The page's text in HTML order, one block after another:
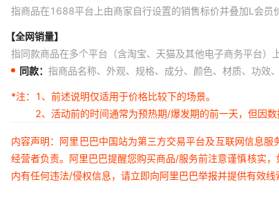
指商品在1688平台上由商家自行设置的销售标价并叠加L会员
【全网销量】
指同款商品在多个平台（含淘宝、天猫及其他电子商务平台）
同款： 指商品名称、外观、规格、成分、颜色、材质、功效
*注：
1、前述说明仅适用于价格比较下的场景。
2、活动前的时间通常为预热期/爆发期的前一天，但因
内容声明：阿里巴巴中国站为第三方交易平台及互联网信息
经营者负责。阿里巴巴提醒您购买商品/服务前注意谨慎核实
内有任何违法/侵权信息，请立即向阿里巴巴举报并提供有效线